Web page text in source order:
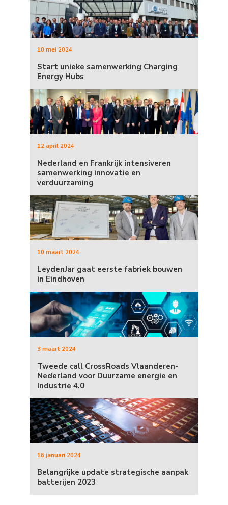
10 mei 2024
Start unieke samenwerking Charging
Energy Hubs
12 april 2024
Nederland en Frankrijk intensiveren
samenwerking innovatie en
verduurzaming
10 maart 2024
LeydenJar gaat eerste fabriek bouwen
in Eindhoven
3 maart 2024
Tweede call CrossRoads Vlaanderen-
Nederland voor Duurzame energie en
Industrie 4.0
16 januari 2024
Belangrijke update strategische aanpak
batterijen 2023